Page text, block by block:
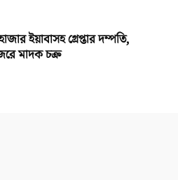
ইয়াবাসহ গ্রেপ্তার দম্পতি,
মাদক চক্র